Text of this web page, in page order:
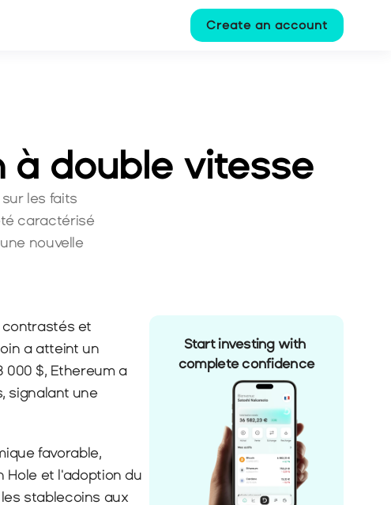
Create an account
à double vitesse
les faits
caractérisé
nouvelle
contrastés et
a atteint un
000 $, Ethereum a
signalant une
favorable,
Hole et l'adoption du
stablecoins aux
Start investing with
complete confidence